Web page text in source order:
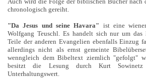
chronologisch gereiht.
"Da Jesus und seine Havara" ist eine
Wolfgang Teuschl. Es handelt sich nur um das
Teile der anderen Evangelien ebenfalls Einzug
allerdings nicht als ernst gemeinte
wenngleich dem Bibeltext ziemlich "gefolgt"
besitzt die Lesung durch Kurt
Unterhaltungswert.